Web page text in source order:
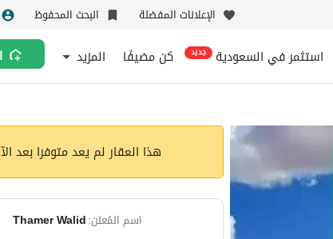
الإعلانات المفضلة البحث المحفوظ
استثمر في السعودية جديد كن مضيفًا المزيد
هذا العقار لم يعد متوفرا بعد
اسم المُعلن:Thamer Walid